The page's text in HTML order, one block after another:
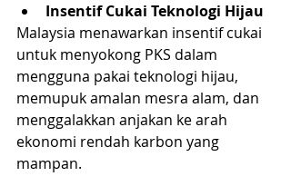
Insentif Cukai Teknologi Hijau
Malaysia menawarkan insentif cukai
untuk menyokong PKS dalam
mengguna pakai teknologi hijau,
memupuk amalan mesra alam, dan
menggalakkan anjakan ke arah
ekonomi rendah karbon yang
mampan.